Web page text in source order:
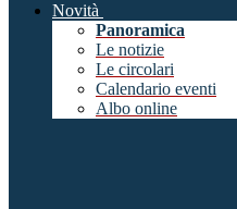
Novità
Panoramica
Le notizie
Le circolari
Calendario eventi
Albo online